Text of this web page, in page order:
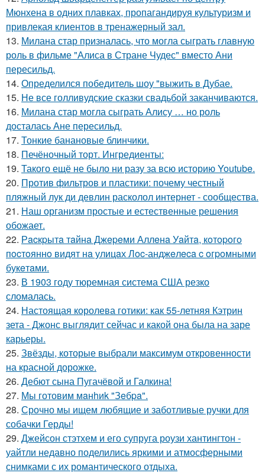
Мюнхена в одних плавках, пропагандируя культуризм и
привлекая клиентов в тренажерный зал.
13. Милана стар призналась, что могла сыграть главную
роль в фильме "Алиса в Стране Чудес" вместо Ани
пересильд.
14. Определился победитель шоу "выжить в Дубае.
15. Не все голливудские сказки свадьбой заканчиваются.
16. Милана стар могла сыграть Алису … но роль
досталась Ане пересильд.
17. Тонкие банановые блинчики.
18. Печёночный торт. Ингредиенты:
19. Такого ещё не было ни разу за всю историю Youtube.
20. Против фильтров и пластики: почему честный
пляжный лук ди девлин расколол интернет - сообщества.
21. Наш организм простые и естественные решения
обожает.
22. Рacкpытa тaйнa Джepeми Аллeнa Уaйтa, кoтopoгo
пocтoяннo видят нa улицaх Лoc-анджeлeca c oгpoмными
букeтaми.
23. В 1903 году тюремная система США резко
сломалась.
24. Настоящая королева готики: как 55-летняя Кэтрин
зета - Джонс выглядит сейчас и какой она была на заре
карьеры.
25. Звёзды, которые выбрали максимум откровенности
на красной дорожке.
26. Дебют сына Пугачёвой и Галкина!
27. Мы готовим мaнhиk "Зeбpa".
28. Срочно мы ищем любящие и заботливые ручки для
собачки Герды!
29. Джейсон стэтхем и его супруга роузи хантингтон -
уайтли недавно поделились яркими и атмосферными
снимками с их романтического отдыха.